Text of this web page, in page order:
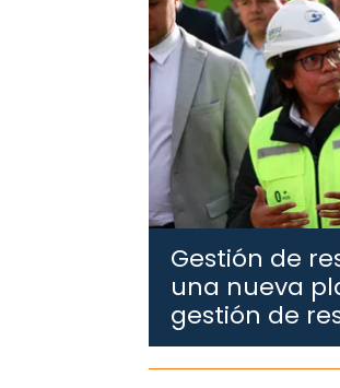
Gestión de
una nueva
gestión de